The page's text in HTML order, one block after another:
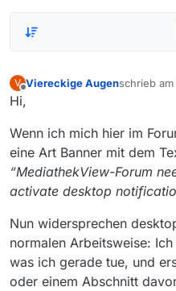
V Viereckige Augenschrieb am
zuletzt
Hi,
Wenn ich mich hier im
eine Art Banner mit dem
“MediathekView-Forum
activate desktop
Nun widersprechen
normalen Arbeitsweise:
was ich gerade tue, und
oder einem Abschnitt